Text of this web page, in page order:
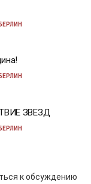
ЗВЕЗД
к обсуждению